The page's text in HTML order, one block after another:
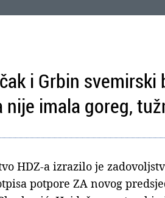
i Grbin
nije imala goreg,
HDZ-a izrazilo je
potpore ZA novog